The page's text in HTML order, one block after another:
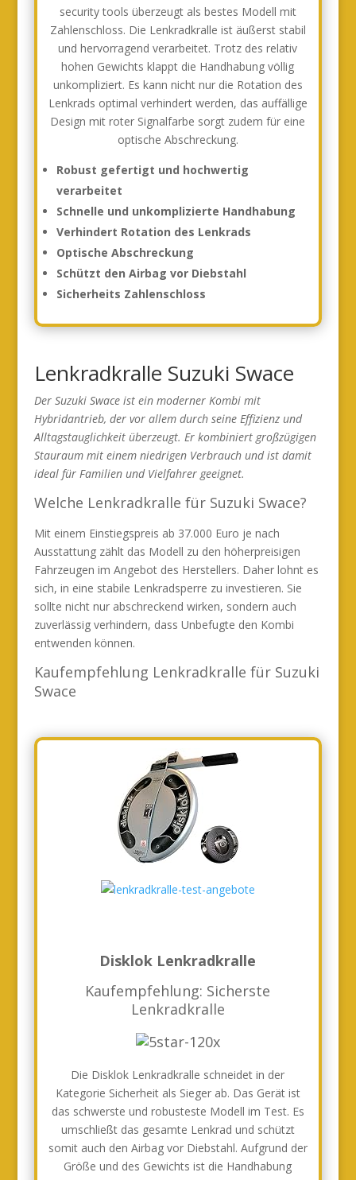
security tools überzeugt als bestes Modell mit
Zahlenschloss. Die Lenkradkralle ist äußerst stabil
und hervorragend verarbeitet. Trotz des relativ
hohen Gewichts klappt die Handhabung völlig
unkompliziert. Es kann nicht nur die Rotation des
Lenkrads optimal verhindert werden, das auffällige
Design mit roter Signalfarbe sorgt zudem für eine
optische Abschreckung.
Robust gefertigt und hochwertig
verarbeitet
Schnelle und unkomplizierte Handhabung
Verhindert Rotation des Lenkrads
Optische Abschreckung
Schützt den Airbag vor Diebstahl
Sicherheits Zahlenschloss
Lenkradkralle Suzuki Swace
Der Suzuki Swace ist ein moderner Kombi mit
Hybridantrieb, der vor allem durch seine Effizienz und
Alltagstauglichkeit überzeugt. Er kombiniert großzügigen
Stauraum mit einem niedrigen Verbrauch und ist damit
ideal für Familien und Vielfahrer geeignet.
Welche Lenkradkralle für Suzuki Swace?
Mit einem Einstiegspreis ab 37.000 Euro je nach
Ausstattung zählt das Modell zu den höherpreisigen
Fahrzeugen im Angebot des Herstellers. Daher lohnt es
sich, in eine stabile Lenkradsperre zu investieren. Sie
sollte nicht nur abschreckend wirken, sondern auch
zuverlässig verhindern, dass Unbefugte den Kombi
entwenden können.
Kaufempfehlung Lenkradkralle für Suzuki
Swace
Disklok Lenkradkralle
Kaufempfehlung: Sicherste
Lenkradkralle
Die Disklok Lenkradkralle schneidet in der
Kategorie Sicherheit als Sieger ab. Das Gerät ist
das schwerste und robusteste Modell im Test. Es
umschließt das gesamte Lenkrad und schützt
somit auch den Airbag vor Diebstahl. Aufgrund der
Größe und des Gewichts ist die Handhabung